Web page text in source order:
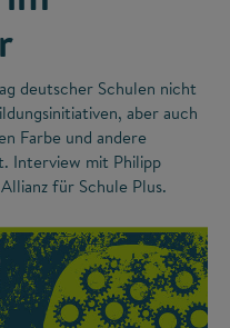
deutscher Schulen nicht
aber auch
Farbe und andere
Interview mit Philipp
für Schule Plus.